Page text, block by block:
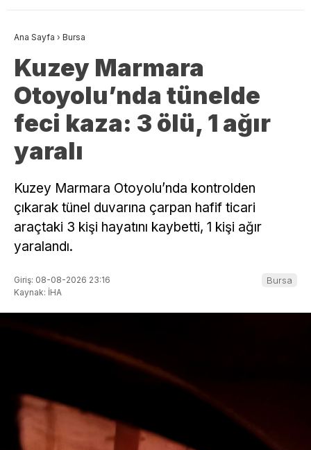
Ana Sayfa › Bursa
Kuzey Marmara
Otoyolu’nda tünelde
feci kaza: 3 ölü, 1 ağır
yaralı
Kuzey Marmara Otoyolu’nda kontrolden
çıkarak tünel duvarına çarpan hafif ticari
araçtaki 3 kişi hayatını kaybetti, 1 kişi ağır
yaralandı.
Giriş: 08-08-2026 23:16
Kaynak: İHA
Bursa